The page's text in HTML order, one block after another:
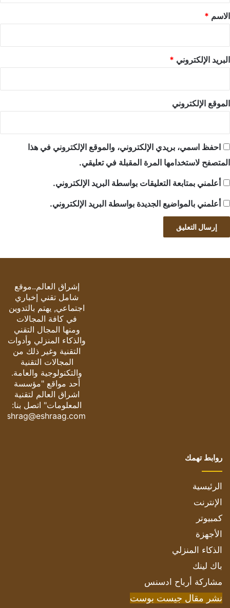
*
الاسم *
البريد الإلكتروني *
الموقع الإلكتروني
احفظ اسمي، بريدي الإلكتروني، والموقع الإلكتروني في هذا
المتصفح لاستخدامها المرة المقبلة في تعليقي.
أعلمني بمتابعة التعليقات بواسطة البريد الإلكتروني.
أعلمني بالمواضيع الجديدة بواسطة البريد الإلكتروني.
إشراق العالم..موقع
شامل تقني إخباري
اجتماعي, يهتم بالتدوين
في كافة المجالات
ومنها المجال التقني
والذكاء المنزلي وأدوات
التقنية وغير ذلك من
المجالات التقنية
والتكنولوجية والعامة.
أحد مواقع "مؤسسة
اشراق العالم لتقنية
المعلومات" اتصل بنا:
eshrag@eshraag.com
روابط تهمك
الرئيسية
الإنترنت
كمبيوتر
الأجهزة
الذكاء المنزلي
باك لينك
مشاركة أرباح ادسنس
نشر مقال جيست بوست